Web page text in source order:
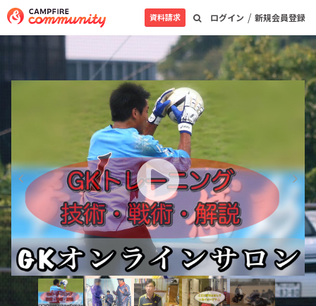
ログイン / 新規会員登録
資料請求